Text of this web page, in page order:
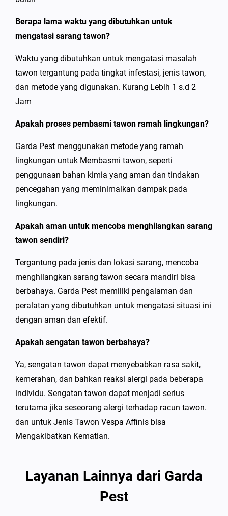
Berapa lama waktu yang dibutuhkan untuk
mengatasi sarang tawon?
Waktu yang dibutuhkan untuk mengatasi masalah
tawon tergantung pada tingkat infestasi, jenis tawon,
dan metode yang digunakan. Kurang Lebih 1 s.d 2
Jam
Apakah proses pembasmi tawon ramah lingkungan?
Garda Pest menggunakan metode yang ramah
lingkungan untuk Membasmi tawon, seperti
penggunaan bahan kimia yang aman dan tindakan
pencegahan yang meminimalkan dampak pada
lingkungan.
Apakah aman untuk mencoba menghilangkan sarang
tawon sendiri?
Tergantung pada jenis dan lokasi sarang, mencoba
menghilangkan sarang tawon secara mandiri bisa
berbahaya. Garda Pest memiliki pengalaman dan
peralatan yang dibutuhkan untuk mengatasi situasi ini
dengan aman dan efektif.
Apakah sengatan tawon berbahaya?
Ya, sengatan tawon dapat menyebabkan rasa sakit,
kemerahan, dan bahkan reaksi alergi pada beberapa
individu. Sengatan tawon dapat menjadi serius
terutama jika seseorang alergi terhadap racun tawon.
dan untuk Jenis Tawon Vespa Affinis bisa
Mengakibatkan Kematian.
Layanan Lainnya dari Garda
Pest